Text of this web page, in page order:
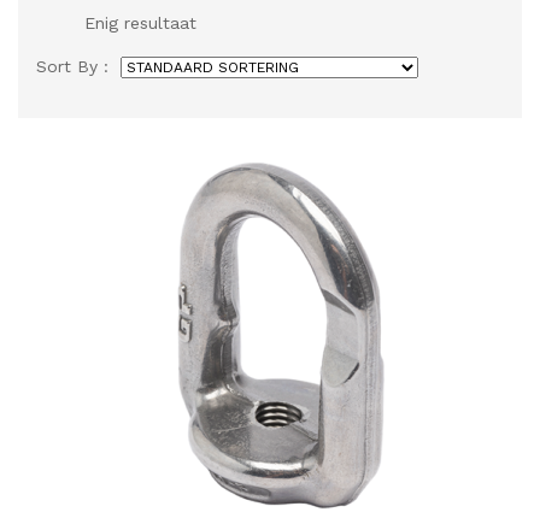
Enig resultaat
Sort By :